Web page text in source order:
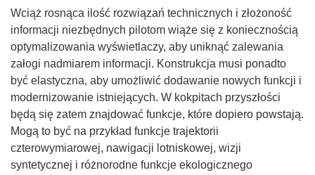
Wciąż rosnąca ilość rozwiązań technicznych i złożoność
informacji niezbędnych pilotom wiąże się z koniecznością
optymalizowania wyświetlaczy, aby uniknąć zalewania
załogi nadmiarem informacji. Konstrukcja musi ponadto
być elastyczna, aby umożliwić dodawanie nowych funkcji i
modernizowanie istniejących. W kokpitach przyszłości
będą się zatem znajdować funkcje, które dopiero powstają.
Mogą to być na przykład funkcje trajektorii
czterowymiarowej, nawigacji lotniskowej, wizji
syntetycznej i różnorodne funkcje ekologicznego